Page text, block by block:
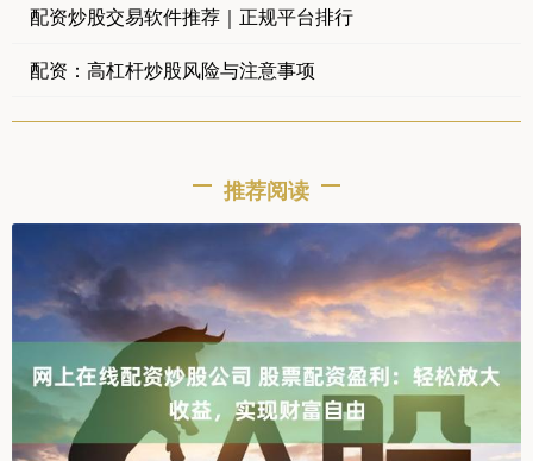
配资炒股交易软件推荐｜正规平台排行
配资：高杠杆炒股风险与注意事项
推荐阅读